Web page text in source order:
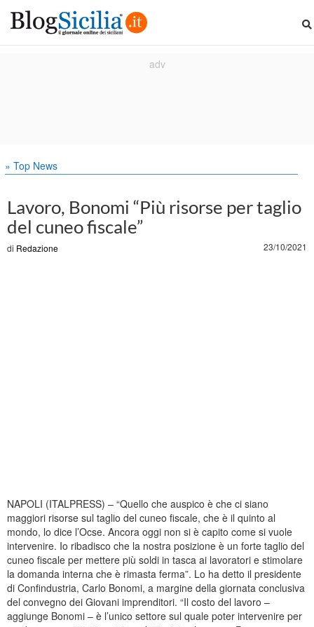
» Top News
Lavoro, Bonomi “Più risorse per taglio
del cuneo fiscale”
di Redazione 23/10/2021
NAPOLI (ITALPRESS) – “Quello che auspico è che ci siano
maggiori risorse sul taglio del cuneo fiscale, che è il quinto al
mondo, lo dice l’Ocse. Ancora oggi non si è capito come si vuole
intervenire. Io ribadisco che la nostra posizione è un forte taglio del
cuneo fiscale per mettere più soldi in tasca ai lavoratori e stimolare
la domanda interna che è rimasta ferma”. Lo ha detto il presidente
di Confindustria, Carlo Bonomi, a margine della giornata conclusiva
del convegno dei Giovani imprenditori. “Il costo del lavoro –
aggiunge Bonomi – è l’unico settore sul quale poter intervenire per